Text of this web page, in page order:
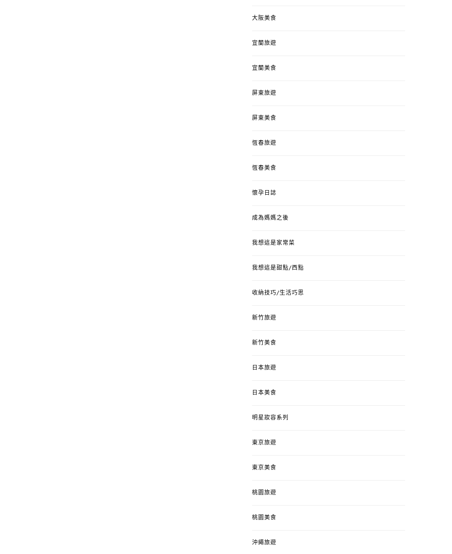
大阪美食
宜蘭旅遊
宜蘭美食
屏東旅遊
屏東美食
恆春旅遊
恆春美食
懷孕日誌
成為媽媽之後
我想這是家常菜
我想這是甜點/西點
收納技巧/生活巧思
新竹旅遊
新竹美食
日本旅遊
日本美食
明星妝容系列
東京旅遊
東京美食
桃園旅遊
桃園美食
沖繩旅遊